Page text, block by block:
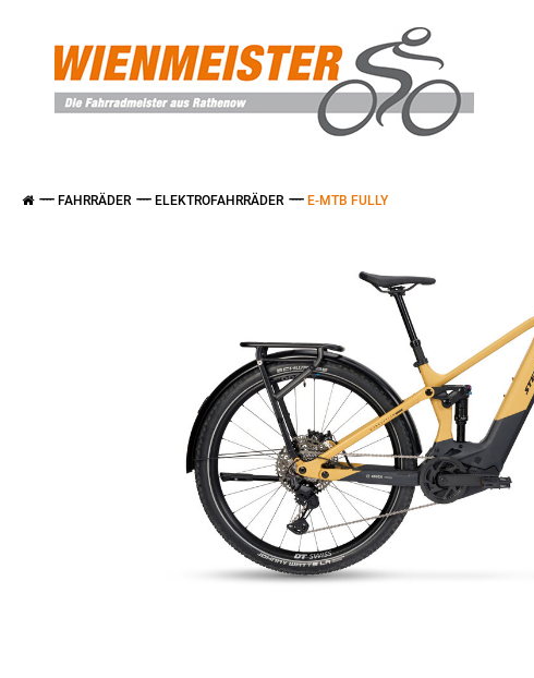
FAHRRÄDER ELEKTROFAHRRÄDER E-MTB FULLY